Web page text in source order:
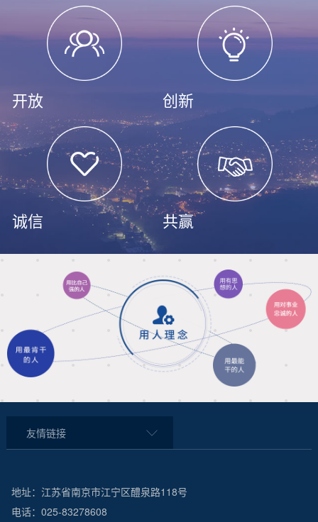
开放 创新
诚信 共赢
友情链接
地址：江苏省南京市江宁区醴泉路118号
电话：025-83278608